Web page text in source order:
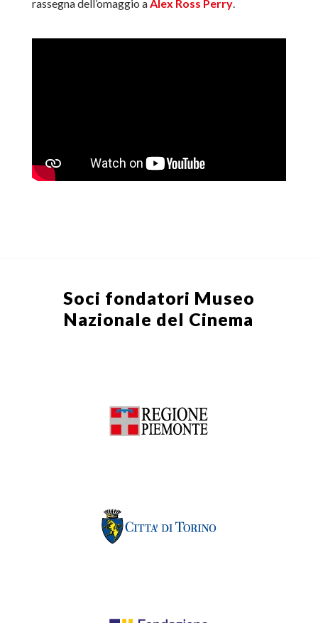
rassegna dell’omaggio a Alex Ross Perry.
Soci fondatori Museo
Nazionale del Cinema